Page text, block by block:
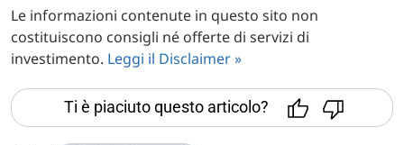
Le informazioni contenute in questo sito non
costituiscono consigli né offerte di servizi di
investimento. Leggi il Disclaimer »
Ti è piaciuto questo articolo?